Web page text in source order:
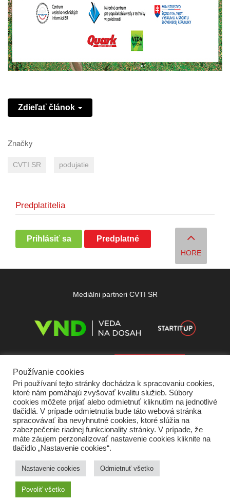
Zdieľať článok
Značky
CVTI SR podujatie
Predplatitelia
Prihlásiť sa Predplatné
HORE
Mediálni partneri CVTI SR
Domov O nás Kontakt Vydavateľ
Podmienky používania
Ochrana súkromia Štatút súťaží
Partneri
RSS Sitemap
Copyright © 2026 Quark - Magazín o vede a technike
Používanie cookies
Pri používaní tejto stránky dochádza k spracovaniu cookies,
ktoré nám pomáhajú zvyšovať kvalitu služieb. Súbory
cookies môžete prijať alebo odmietnuť kliknutím na jednotlivé
tlačidlá. V prípade odmietnutia bude táto webová stránka
spracovávať iba nevyhnutné cookies, ktoré slúžia na
zabezpečenie riadnej funkcionality stránky. V prípade, že
máte záujem perzonalizovať nastavenie cookies kliknite na
tlačidlo „Nastavenie cookies“.
Nastavenie cookies Odmietnuť všetko
Povoliť všetko